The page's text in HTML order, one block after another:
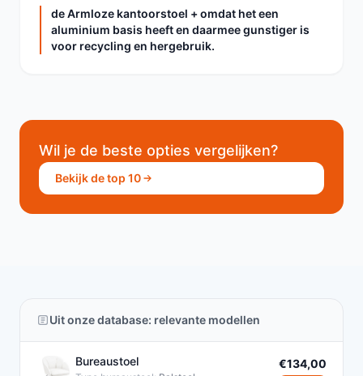
de Armloze kantoorstoel + omdat het een
aluminium basis heeft en daarmee gunstiger is
voor recycling en hergebruik.
Wil je de beste opties vergelijken?
Bekijk de top 10
Uit onze database: relevante modellen
Bureaustoel €134,00